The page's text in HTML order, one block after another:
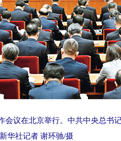
议在北京举行。中共中央总书
华社记者 谢环驰/摄